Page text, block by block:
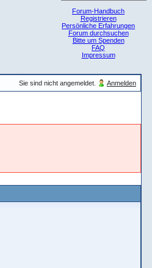
Forum-Handbuch
Registrieren
Persönliche Erfahrungen
Forum durchsuchen
Bitte um Spenden
FAQ
Impressum
Sie sind nicht angemeldet. Anmelden